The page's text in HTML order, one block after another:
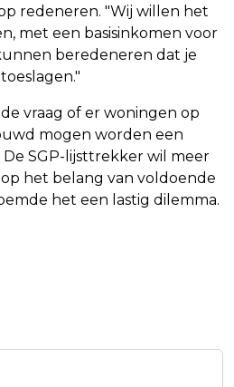
redeneren. "Wij willen het
met een basisinkomen voor
beredeneren dat je
vraag of er woningen op
mogen worden een
SGP-lijsttrekker wil meer
het belang van voldoende
het een lastig dilemma.
GASCENTRALE,
VERDACHT
NABIJ PLAATS